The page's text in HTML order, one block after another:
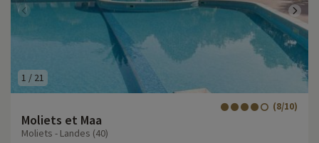
1 / 21
Moliets et Maa
(8/10)
Moliets - Landes (40)